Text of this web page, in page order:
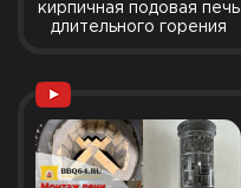
кирпичная подовая печь
длительного горения